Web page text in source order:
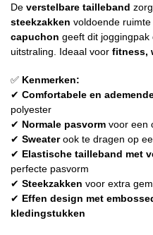
De verstelbare tailleband
steekzakken voldoende
capuchon geeft dit
uitstraling. Ideaal voor fitness,
✅ Kenmerken:
✔ Comfortabele en
polyester
✔ Normale pasvorm voor een
✔ Sweaterook te dragen op
✔ Elastische tailleband met
perfecte pasvorm
✔ Steekzakken voor extra
✔ Effen design met
kledingstukken